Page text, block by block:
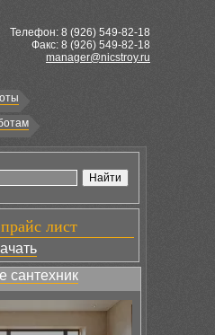
Телефон: 8 (926) 549-82-18
Факс: 8 (926) 549-82-18
manager@nicstroy.ru
лист
сантехник